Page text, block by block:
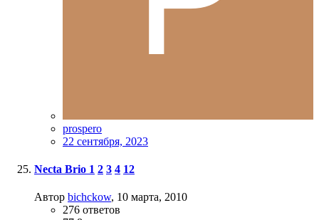
prospero
22 сентября, 2023
Necta Brio 1 2 3 4 12
Автор bichckow, 10 марта, 2010
276 ответов